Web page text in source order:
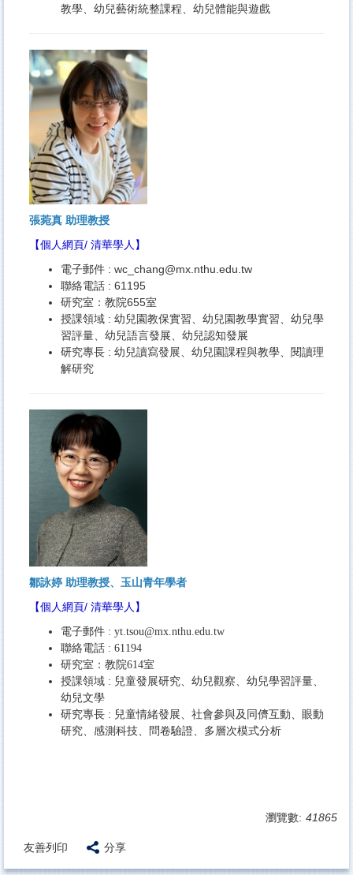
教學、幼兒藝術統整課程、幼兒體能與遊戲
張菀真 助理教授
【個人網頁/ 清華學人 】
電子郵件 : wc_chang@mx.nthu.edu.tw
聯絡電話 : 61195
研究室：教院655室
授課領域 : 幼兒園教保實習、幼兒園教學實習、幼兒學
習評量、幼兒語言發展、幼兒認知發展
研究專長 : 幼兒讀寫發展、幼兒園課程與教學、閱讀理
解研究
鄒詠婷 助理教授、玉山青年學者
【個人網頁/ 清華學人 】
電子郵件 : yt.tsou@mx.nthu.edu.tw
聯絡電話 : 61194
研究室：教院614室
授課領域 : 兒童發展研究、幼兒觀察、幼兒學習評量、
幼兒文學
研究專長 : 兒童情緒發展、社會參與及同儕互動、眼動
研究、感測科技、問卷驗證、多層次模式分析
瀏覽數: 41865
友善列印 分享